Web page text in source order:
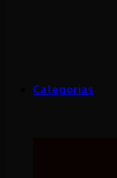
Categorias